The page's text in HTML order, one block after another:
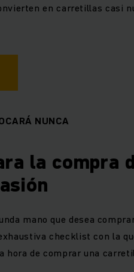
en carretillas casi
NUNCA
la compra
mano que desea
checklist con la
de comprar una